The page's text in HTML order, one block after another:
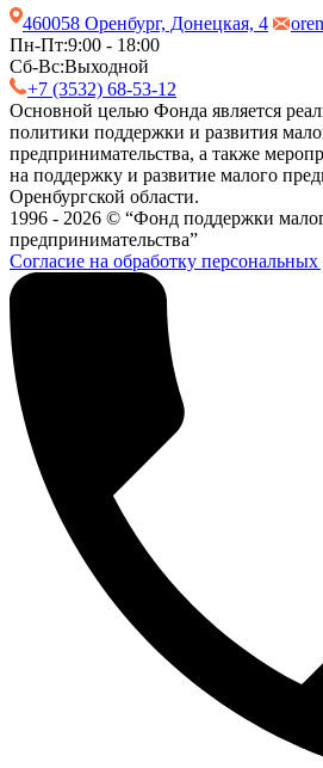
460058 Оренбург, Донецкая, 4
Пн-Пт:9:00 - 18:00
Сб-Вс:Выходной
+7 (3532) 68-53-12
Основной целью Фонда является
политики поддержки и развития
предпринимательства, а также
на поддержку и развитие малого
Оренбургской области.
1996 - 2026 © “Фонд поддержки
предпринимательства”
Согласие на обработку